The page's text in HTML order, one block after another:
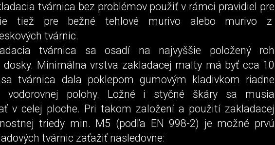
tvárnica bez problémov po­užiť v rámci pravidiel pre
tiež pre bežné tehlové murivo alebo murivo z
tvárnic.
tvárnica sa osadí na najvyššie položený roh
dosky. Minimálna vrstva zakladacej malty má byť cca 10
tvárnica dala poklepom gumovým kladivkom riadne
vodorovnej po­lohy. Ložné i styčné škáry sa musia
v celej ploche. Pri takom zalo­žení a použití zakladacej
triedy min. M5 (podľa EN 998-2) je možné prvú
tvárnic zaťažiť na­sledovne: